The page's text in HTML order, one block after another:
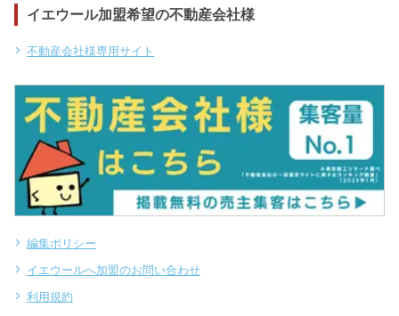
イエウール加盟希望の不動産会社様
不動産会社様専用サイト
編集ポリシー
イエウールへ加盟のお問い合わせ
利用規約